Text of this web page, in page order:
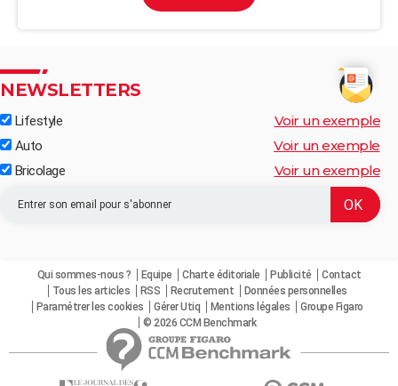
NEWSLETTERS
Lifestyle Voir un exemple
Auto Voir un exemple
Bricolage Voir un exemple
Qui sommes-nous ? Equipe Charte éditoriale Publicité
Contact
Tous les articles
RSS Recrutement
Données personnelles
Paramétrer les cookies
Gérer Utiq Mentions légales
Groupe Figaro
© 2026 CCM Benchmark